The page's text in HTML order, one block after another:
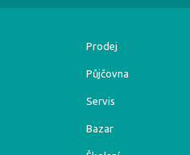
Prodej
Půjčovna
Servis
Bazar